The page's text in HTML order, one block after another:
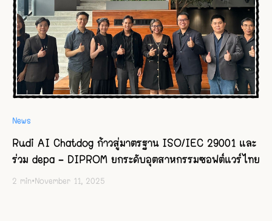
News
Rudi AI Chatdog ก้าวสู่มาตรฐาน ISO/IEC 29001 และ
ร่วม depa – DIPROM ยกระดับอุตสาหกรรมซอฟต์แวร์ไทย
2 min•November 11, 2025